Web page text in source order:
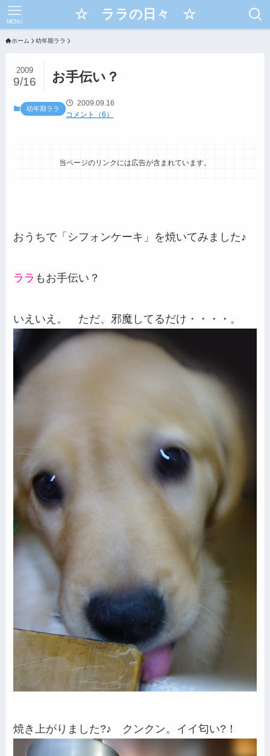
☆ ララの日々 ☆
MENU
ホーム 幼年期ララ
お手伝い？
2009
9/16
幼年期ララ
2009.09.16
コメント（6）
当ページのリンクには広告が含まれています。
おうちで「シフォンケーキ」を焼いてみました♪
ララ もお手伝い？
いえいえ。 ただ、邪魔してるだけ・・・・。
焼き上がりました?♪ クンクン。イイ匂い?！